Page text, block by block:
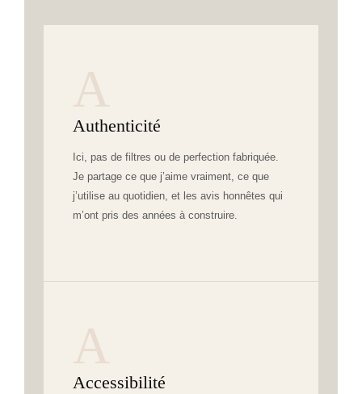
A
Authenticité
Ici, pas de filtres ou de perfection fabriquée.
Je partage ce que j’aime vraiment, ce que
j’utilise au quotidien, et les avis honnêtes qui
m’ont pris des années à construire.
A
Accessibilité